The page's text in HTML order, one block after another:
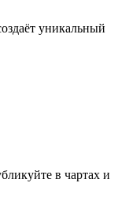
уникальный
в чартах и